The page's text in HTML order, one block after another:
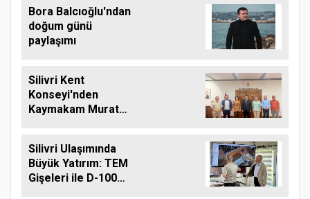
Bora Balcıoğlu'ndan
doğum günü
paylaşımı
Silivri Kent
Konseyi'nden
Kaymakam Murat
Silivri Ulaşımında
Büyük Yatırım: TEM
Gişeleri ile D-100